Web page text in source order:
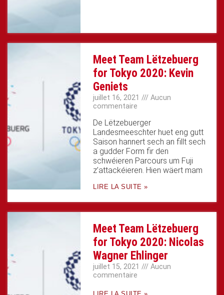
Meet Team Lëtzebuerg
for Tokyo 2020: Kevin
Geniets
juillet 16, 2021
Aucun
commentaire
De Lëtzebuerger
Landesmeeschter huet eng gutt
Saison hannert sech an fillt sech
a gudder Form fir den
schwéieren Parcours um Fuji
z’attackéieren. Hien wäert mam
LIRE LA SUITE »
Meet Team Lëtzebuerg
for Tokyo 2020: Nicolas
Wagner Ehlinger
juillet 15, 2021
Aucun
commentaire